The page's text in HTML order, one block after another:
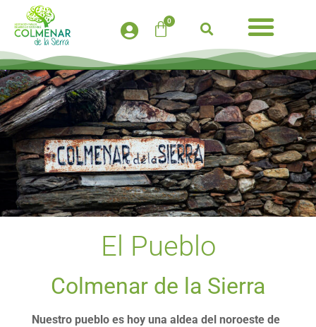
0
El Pueblo
Colmenar de la Sierra
Nuestro pueblo es hoy una aldea del noroeste de